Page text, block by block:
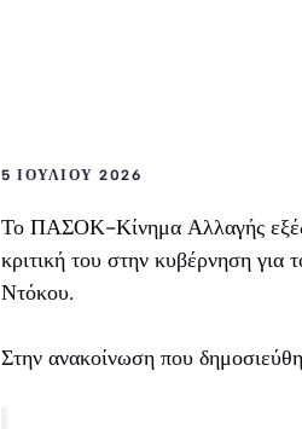
5 ΙΟΥΛΊΟΥ 2026
Το ΠΑΣΟΚ-Κίνημα Αλλαγής
κριτική του στην κυβέρνηση για
Ντόκου.
Στην ανακοίνωση που